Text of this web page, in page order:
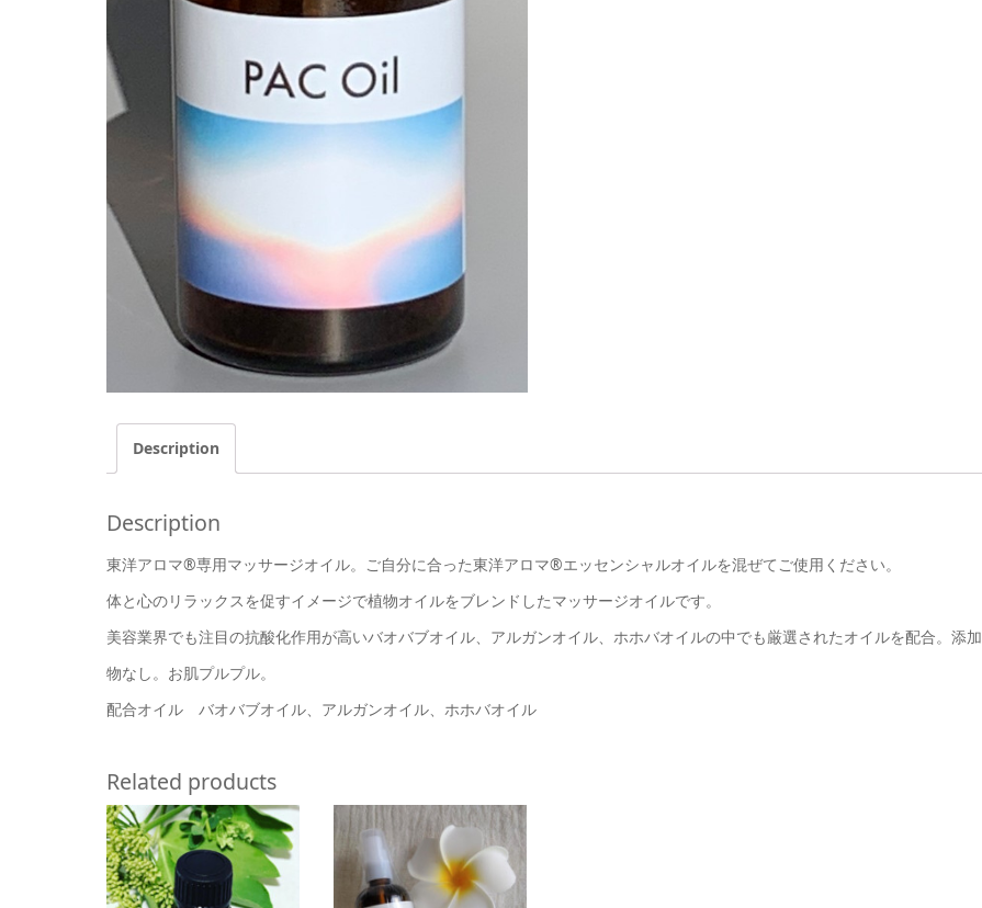
Description
Description
東洋アロマ®専用マッサージオイル。ご自分に合った東洋アロマ®エッセンシャルオイルを混ぜてご使用ください。
体と心のリラックスを促すイメージで植物オイルをブレンドしたマッサージオイルです。
美容業界でも注目の抗酸化作用が高いバオバブオイル、アルガンオイル、ホホバオイルの中でも厳選されたオイルを配合。添加
物なし。お肌プルプル。
配合オイル バオバブオイル、アルガンオイル、ホホバオイル
Related products